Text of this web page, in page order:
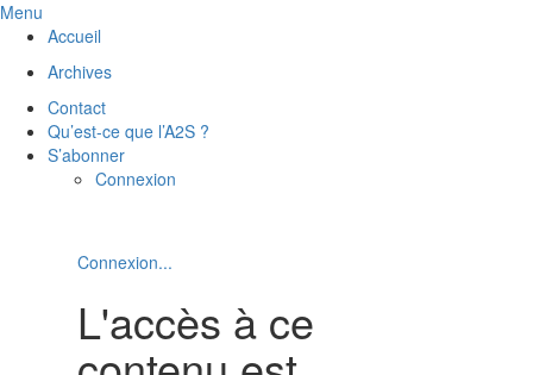
Menu
Accueil
Archives
Contact
Qu’est-ce que l’A2S ?
S’abonner
Connexion
Connexion...
L'accès à ce